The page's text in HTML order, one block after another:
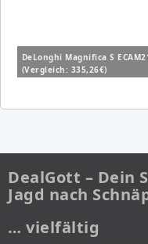
DeLonghi Magnifica S
(Vergleich: 335,26€)
DealGott – Dein
Jagd nach
… vielfältig